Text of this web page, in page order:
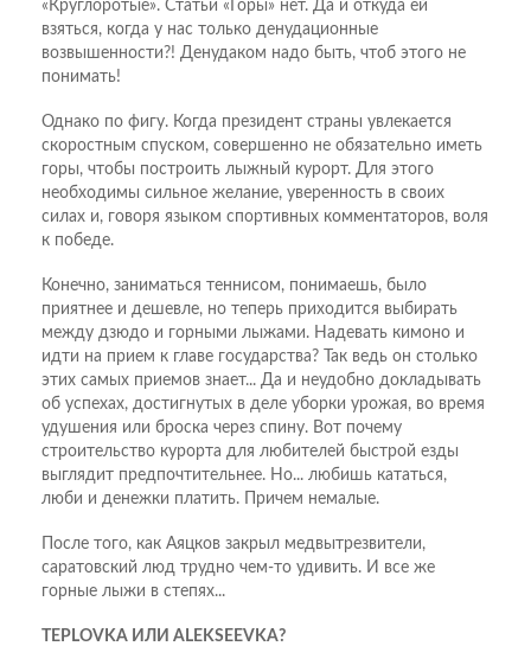
«Круглоротые». Статьи «Горы» нет. Да и откуда ей
взяться, когда у нас только денудационные
возвышенности?! Денудаком надо быть, чтоб этого не
понимать!
Однако по фигу. Когда президент страны увлекается
скоростным спуском, совершенно не обязательно иметь
горы, чтобы построить лыжный курорт. Для этого
необходимы сильное желание, уверенность в своих
силах и, говоря языком спортивных комментаторов, воля
к победе.
Конечно, заниматься теннисом, понимаешь, было
приятнее и дешевле, но теперь приходится выбирать
между дзюдо и горными лыжами. Надевать кимоно и
идти на прием к главе государства? Так ведь он столько
этих самых приемов знает... Да и неудобно докладывать
об успехах, достигнутых в деле уборки урожая, во время
удушения или броска через спину. Вот почему
строительство курорта для любителей быстрой езды
выглядит предпочтительнее. Но... любишь кататься,
люби и денежки платить. Причем немалые.
После того, как Аяцков закрыл медвытрезвители,
саратовский люд трудно чем-то удивить. И все же
горные лыжи в степях...
TEPLOVKA ИЛИ ALEKSEEVKA?